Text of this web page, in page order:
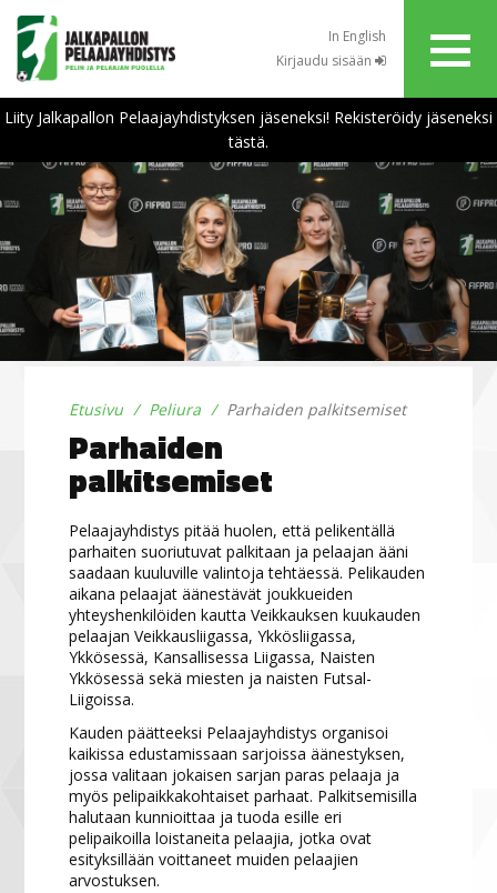
In English
Kirjaudu sisään
Liity Jalkapallon Pelaajayhdistyksen jäseneksi! Rekisteröidy jäseneksi
tästä.
Etusivu Peliura Parhaiden palkitsemiset
Parhaiden
palkitsemiset
Pelaajayhdistys pitää huolen, että pelikentällä
parhaiten suoriutuvat palkitaan ja pelaajan ääni
saadaan kuuluville valintoja tehtäessä. Pelikauden
aikana pelaajat äänestävät joukkueiden
yhteyshenkilöiden kautta Veikkauksen kuukauden
pelaajan Veikkausliigassa, Ykkösliigassa,
Ykkösessä, Kansallisessa Liigassa, Naisten
Ykkösessä sekä miesten ja naisten Futsal-
Liigoissa.
Kauden päätteeksi Pelaajayhdistys organisoi
kaikissa edustamissaan sarjoissa äänestyksen,
jossa valitaan jokaisen sarjan paras pelaaja ja
myös pelipaikkakohtaiset parhaat. Palkitsemisilla
halutaan kunnioittaa ja tuoda esille eri
pelipaikoilla loistaneita pelaajia, jotka ovat
esityksillään voittaneet muiden pelaajien
arvostuksen.